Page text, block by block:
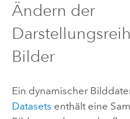
Ändern der
Bilder
Ein dynamischer
Datasets enthält eine